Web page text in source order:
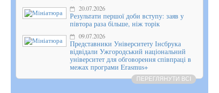
20.07.2026
Результати першої доби вступу: заяв у
півтора раза більше, ніж торік
09.07.2026
Представники Університету Інсбрука
відвідали Ужгородський національний
університет для обговорення співпраці в
межах програми Erasmus+
ПЕРЕГЛЯНУТИ ВСІ